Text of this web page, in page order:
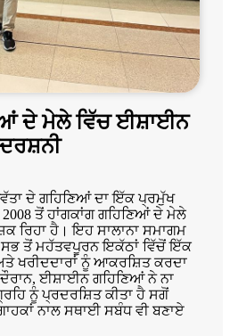
ਦੇ ਮੇਲੇ ਵਿੱਚ ਈਸ਼ਾਈਨ
ਦੇ ਗਹਿਣਿਆਂ ਦਾ ਇੱਕ ਪ੍ਰਮੁੱਖ
ਤੋਂ ਹਾਂਗਕਾਂਗ ਗਹਿਣਿਆਂ ਦੇ ਮੇਲੇ
ਰਿਹਾ ਹੈ। ਇਹ ਸਾਲਾਨਾ ਸਮਾਗਮ
ਤੋਂ ਮਹੱਤਵਪੂਰਨ ਇਕੱਠਾਂ ਵਿੱਚੋਂ ਇੱਕ
ਖਰੀਦਦਾਰਾਂ ਨੂੰ ਆਕਰਸ਼ਿਤ ਕਰਦਾ
ਈਸ਼ਾਈਨ ਗਹਿਣਿਆਂ ਨੇ ਨਾ
ਨੂੰ ਪ੍ਰਦਰਸ਼ਿਤ ਕੀਤਾ ਹੈ ਸਗੋਂ
ਨਾਲ ਸਥਾਈ ਸਬੰਧ ਵੀ ਬਣਾਏ